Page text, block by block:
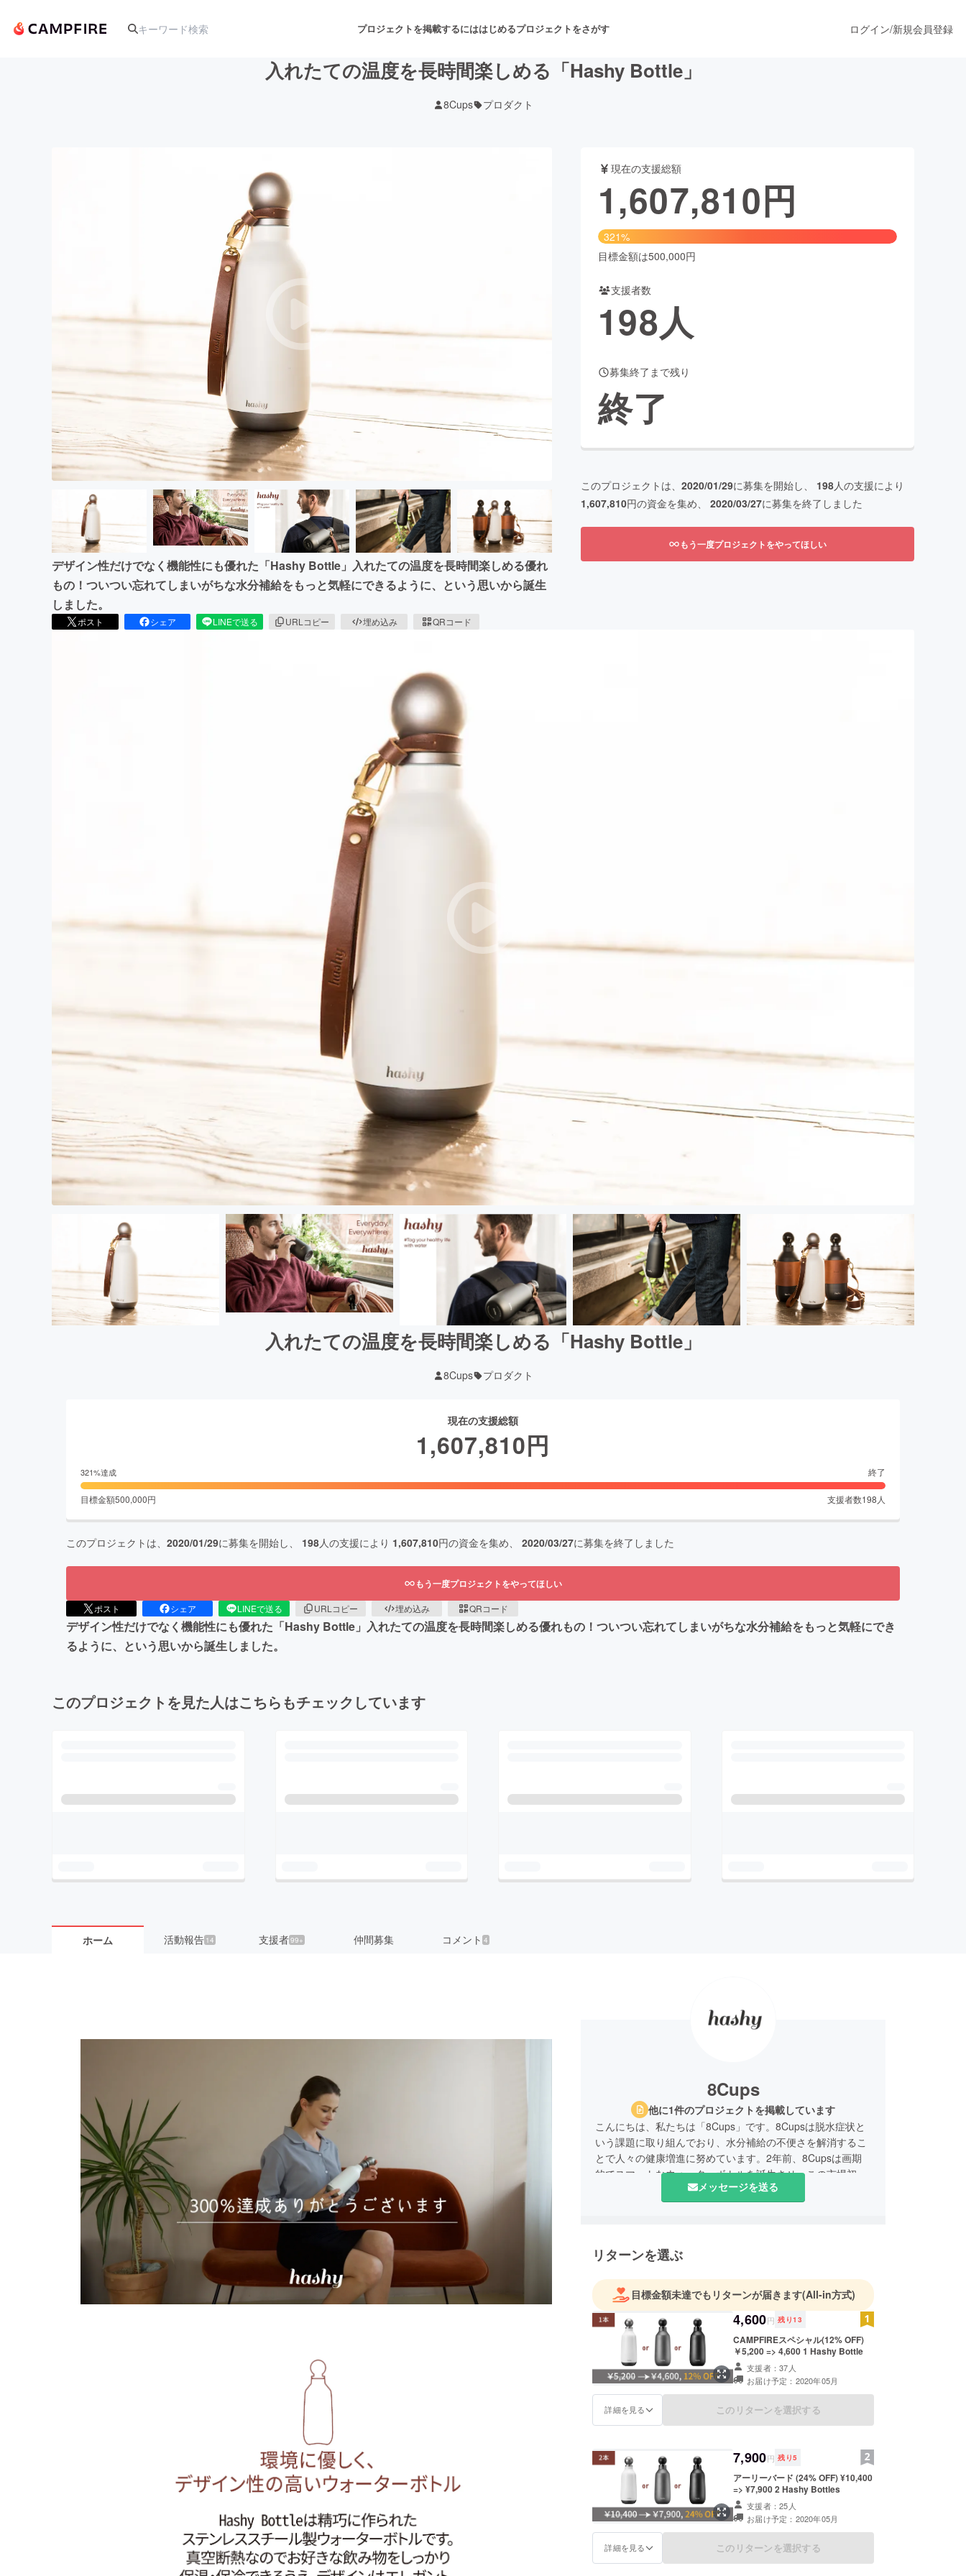
プロジェクトを掲載するにははじめるプロジェクトをさがす
舞台・パフォーマンス
テクノロジー・ガジェット ファッション
ビューティー・ヘルスケア
まちづくり・地域活性化
CAMPFIREふるさと納税machi-ya
ログイン/新規会員登録
入れたての温度を長時間楽しめる「Hashy Bottle」
8Cups プロダクト
デザイン性だけでなく機能性にも優れた「Hashy Bottle」入れたての温度を長時間楽しめる優れ
もの！ついつい忘れてしまいがちな水分補給をもっと気軽にできるように、という思いから誕生
しました。
ポスト シェア LINEで送る URLコピー 埋め込み QRコード
現在の支援総額
1,607,810円
321%
目標金額は500,000円
支援者数
198人
募集終了まで残り
終了
このプロジェクトは、 2020/01/29に募集を開始し、 198人の支援により
1,607,810円の資金を集め、 2020/03/27に募集を終了しました
もう一度プロジェクトをやってほしい
入れたての温度を長時間楽しめる「Hashy Bottle」
8Cups プロダクト
現在の支援総額
1,607,810円
321%達成 終了
目標金額500,000円 支援者数198人
このプロジェクトは、 2020/01/29に募集を開始し、 198人の支援により 1,607,810円の資金を集め、 2020/03/27に募集を終了しました
もう一度プロジェクトをやってほしい
ポスト シェア LINEで送る URLコピー 埋め込み QRコード
デザイン性だけでなく機能性にも優れた「Hashy Bottle」入れたての温度を長時間楽しめる優れもの！ついつい忘れてしまいがちな水分補給をもっと気軽にでき
るように、という思いから誕生しました。
このプロジェクトを見た人はこちらもチェックしています
ホーム 活動報告 14 支援者99+ 仲間募集 コメント 4
8Cups
他に1件のプロジェクトを掲載しています
こんにちは、私たちは「8Cups」です。8Cupsは脱水症状と
いう課題に取り組んでおり、水分補給の不便さを解消するこ
とで人々の健康増進に努めています。2年前、8Cupsは画期
的でスマートなウォーターボトルを誕生させ、この市場初の
イノベーターとの高い評価を多くの方々からいただきまし
た。この製品で私たちは多くの人たちの健康増進に貢献した
Bottleです。
メッセージを送る
リターンを選ぶ
目標金額未達でもリターンが届きます(All-in方式)
4,600円 残り13
CAMPFIREスペシャル(12% OFF)
￥5,200 => 4,600 1 Hashy Bottle
支援者：37人
お届け予定：2020年05月
詳細を見る このリターンを選択する
7,900円 残り5
アーリーバード (24% OFF) ¥10,400
=> ¥7,900 2 Hashy Bottles
支援者：25人
お届け予定：2020年05月
詳細を見る このリターンを選択する